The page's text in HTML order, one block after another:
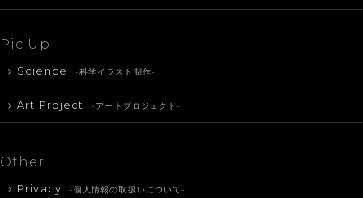
Pic Up
Science -科学イラスト制作-
Art Project -アートプロジェクト-
Other
Privacy -個人情報の取扱いについて-